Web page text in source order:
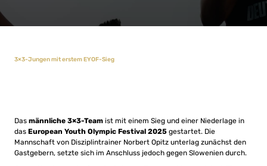
3×3-Jungen mit erstem EYOF-Sieg
Das männliche 3×3-Team ist mit einem Sieg und einer Niederlage in
das European Youth Olympic Festival 2025 gestartet. Die
Mannschaft von Disziplintrainer Norbert Opitz unterlag zunächst den
Gastgebern, setzte sich im Anschluss jedoch gegen Slowenien durch.